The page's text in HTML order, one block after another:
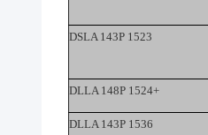
DSLA 143P 1523
DLLA 148P 1524+
DLLA 143P 1536